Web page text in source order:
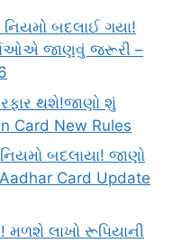
બદલાઈ ગયા!
જાણવું જરૂરી –
થશે!જાણો શું
Card New Rules
બદલાયા! જાણો
Card Update
મળશે લાખો રૂપિયાની